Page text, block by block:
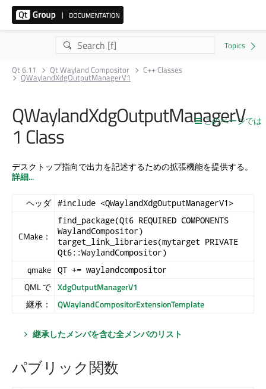
Qt 6.11 Qt Wayland Compositor C++ Classes
QWaylandXdgOutputManagerV1
このページでは
QWaylandXdgOutputManagerV
1 Class
デスクトップ指向で出力を記述するための拡張機能を提供する。
詳細...
ヘッダ #include <QWaylandXdgOutputManagerV1>
CMake：
find_package(Qt6 REQUIRED COMPONENTS
WaylandCompositor)
target_link_libraries(mytarget PRIVATE
Qt6::WaylandCompositor)
qmake QT += waylandcompositor
QML で XdgOutputManagerV1
継承：
QWaylandCompositorExtensionTemplate
継承したメンバを含む全メンバのリスト
パブリック関数